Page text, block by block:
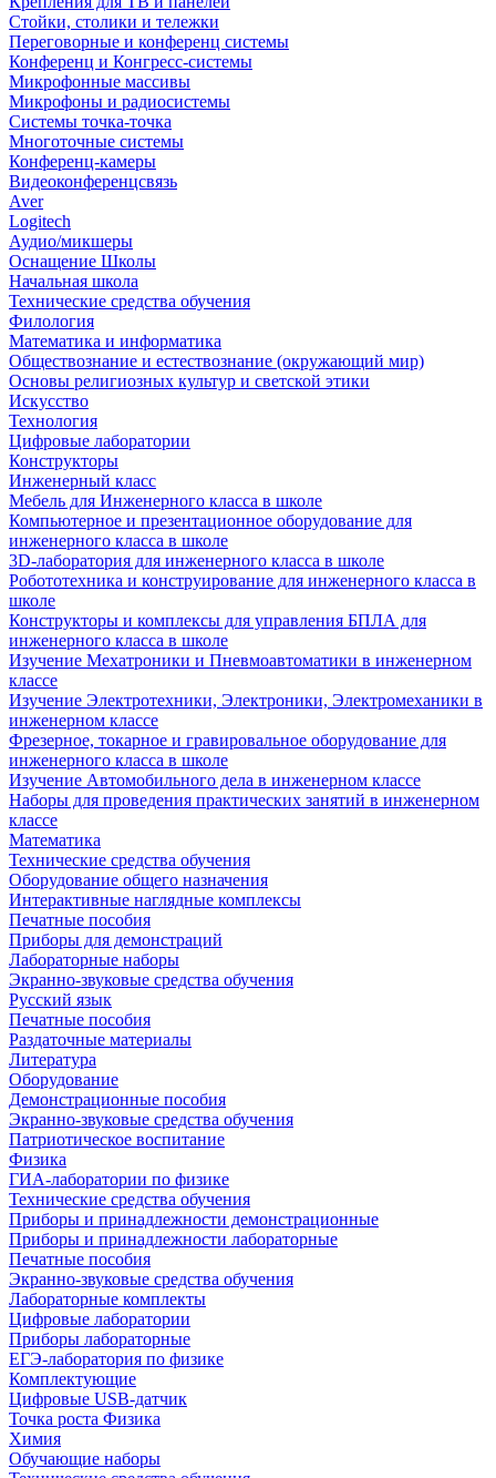
Стойки, столики и тележки
Переговорные и конференц системы
Конференц и Конгресс-системы
Микрофонные массивы
Микрофоны и радиосистемы
Системы точка-точка
Многоточные системы
Конференц-камеры
Видеоконференцсвязь
Aver
Logitech
Аудио/микшеры
Оснащение Школы
Начальная школа
Технические средства обучения
Филология
Математика и информатика
Обществознание и естествознание (окружающий мир)
Основы религиозных культур и светской этики
Искусство
Технология
Цифровые лаборатории
Конструкторы
Инженерный класс
Мебель для Инженерного класса в школе
Компьютерное и презентационное оборудование для
инженерного класса в школе
3D-лаборатория для инженерного класса в школе
Робототехника и конструирование для инженерного класса в
школе
Конструкторы и комплексы для управления БПЛА для
инженерного класса в школе
Изучение Мехатроники и Пневмоавтоматики в инженерном
классе
Изучение Электротехники, Электроники, Электромеханики в
инженерном классе
Фрезерное, токарное и гравировальное оборудование для
инженерного класса в школе
Изучение Автомобильного дела в инженерном классе
Наборы для проведения практических занятий в инженерном
классе
Математика
Технические средства обучения
Оборудование общего назначения
Интерактивные наглядные комплексы
Печатные пособия
Приборы для демонстраций
Лабораторные наборы
Экранно-звуковые средства обучения
Русский язык
Печатные пособия
Раздаточные материалы
Литература
Оборудование
Демонстрационные пособия
Экранно-звуковые средства обучения
Патриотическое воспитание
Физика
ГИА-лаборатории по физике
Технические средства обучения
Приборы и принадлежности демонстрационные
Приборы и принадлежности лабораторные
Печатные пособия
Экранно-звуковые средства обучения
Лабораторные комплекты
Цифровые лаборатории
Приборы лабораторные
ЕГЭ-лаборатория по физике
Комплектующие
Цифровые USB-датчик
Точка роста Физика
Химия
Обучающие наборы